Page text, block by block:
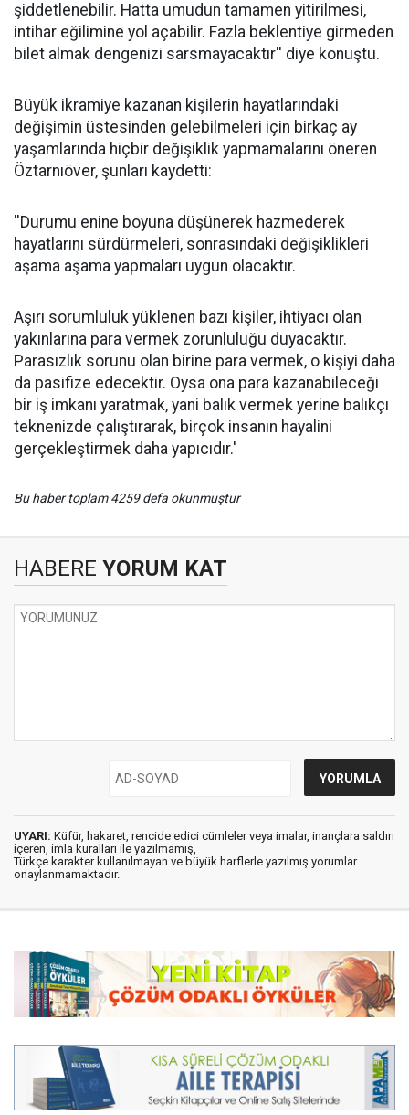
şiddetlenebilir. Hatta umudun tamamen yitirilmesi,
intihar eğilimine yol açabilir. Fazla beklentiye girmeden
bilet almak dengenizi sarsmayacaktır'' diye konuştu.
Büyük ikramiye kazanan kişilerin hayatlarındaki
değişimin üstesinden gelebilmeleri için birkaç ay
yaşamlarında hiçbir değişiklik yapmamalarını öneren
Öztarnıöver, şunları kaydetti:
''Durumu enine boyuna düşünerek hazmederek
hayatlarını sürdürmeleri, sonrasındaki değişiklikleri
aşama aşama yapmaları uygun olacaktır.
Aşırı sorumluluk yüklenen bazı kişiler, ihtiyacı olan
yakınlarına para vermek zorunluluğu duyacaktır.
Parasızlık sorunu olan birine para vermek, o kişiyi daha
da pasifize edecektir. Oysa ona para kazanabileceği
bir iş imkanı yaratmak, yani balık vermek yerine balıkçı
teknenizde çalıştırarak, birçok insanın hayalini
gerçekleştirmek daha yapıcıdır.'
Bu haber toplam 4259 defa okunmuştur
HABERE YORUM KAT
UYARI: Küfür, hakaret, rencide edici cümleler veya imalar, inançlara saldırı
içeren, imla kuralları ile yazılmamış,
Türkçe karakter kullanılmayan ve büyük harflerle yazılmış yorumlar
onaylanmamaktadır.